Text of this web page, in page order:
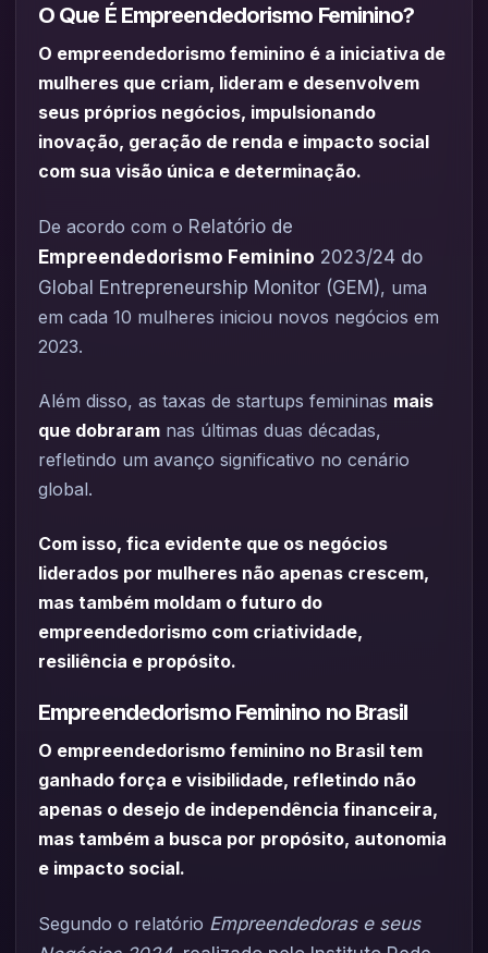
O Que É Empreendedorismo Feminino?
O empreendedorismo feminino é a iniciativa de
mulheres que criam, lideram e desenvolvem
seus próprios negócios, impulsionando
inovação, geração de renda e impacto social
com sua visão única e determinação.
De acordo com o Relatório de
Empreendedorismo Feminino 2023/24 do
Global Entrepreneurship Monitor (GEM), uma
em cada 10 mulheres iniciou novos negócios em
2023.
Além disso, as taxas de startups femininas mais
que dobraram nas últimas duas décadas,
refletindo um avanço significativo no cenário
global.
Com isso, fica evidente que os negócios
liderados por mulheres não apenas crescem,
mas também moldam o futuro do
empreendedorismo com criatividade,
resiliência e propósito.
Empreendedorismo Feminino no Brasil
O empreendedorismo feminino no Brasil tem
ganhado força e visibilidade, refletindo não
apenas o desejo de independência financeira,
mas também a busca por propósito, autonomia
e impacto social.
Segundo o relatório Empreendedoras e seus